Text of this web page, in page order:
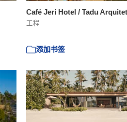
Café Jeri Hotel / Tadu
工程
添加书签